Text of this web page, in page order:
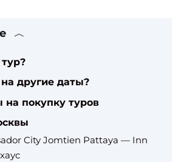
другие даты?
покупку туров
City Jomtien Pattaya — Inn